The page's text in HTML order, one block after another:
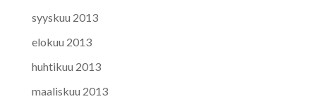
syyskuu 2013
elokuu 2013
huhtikuu 2013
maaliskuu 2013